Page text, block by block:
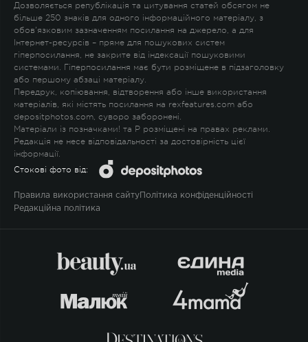
Дозволяється републікація та цитування статей обсягом не
більше 250 знаків для одного інформаційного матеріалу, з
обов'язковим зазначенням посилання на джерело, а для
Інтернет-ресурсів – пряме для пошукових систем
гіперпосилання, не закрите від індексації пошуковими
системами. Гіперпосилання має бути розміщене в підзаголовку
або першому абзаці матеріалу.
Передрук, копіювання, відтворення або інше використання
матеріалів, які містять посилання на rexfeatures.com або
depositphotos.com, суворо заборонені.
Матеріали із позначками! та P розміщені на правах реклами.
Редакція не несе відповідальності за достовірність цієї
інформації.
Стокові фото від:
Правила використання сайту Політика конфіденційності
Редакційна політика